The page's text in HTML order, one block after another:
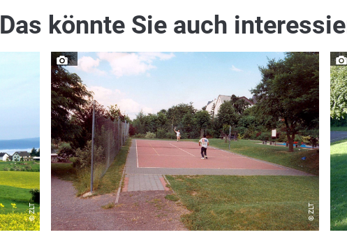
Das könnte Sie auch
© ZLT © ZLT